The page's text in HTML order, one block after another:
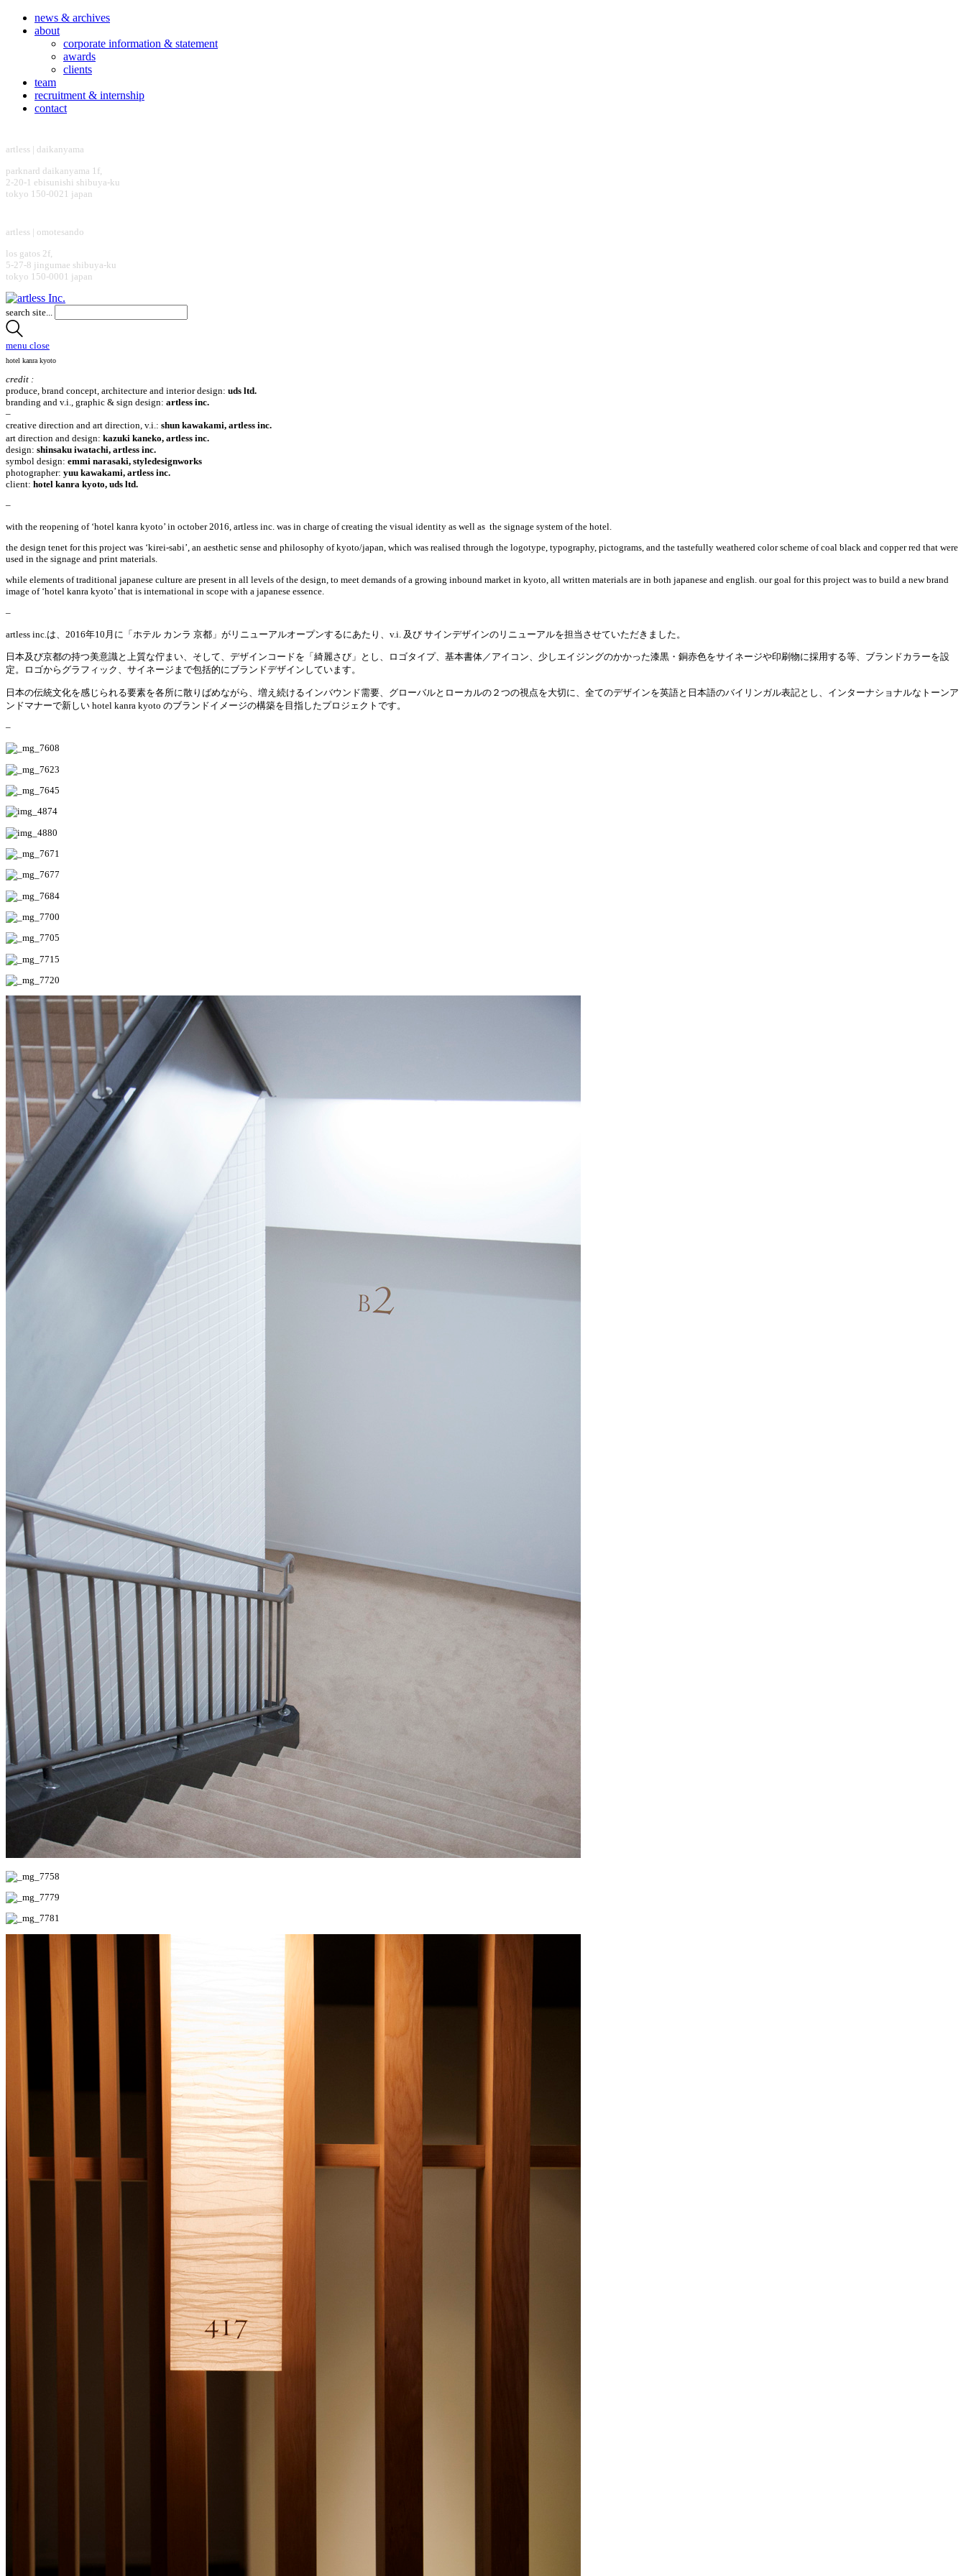
news & archives
about
corporate information & statement
awards
clients
team
recruitment & internship
contact
artless | daikanyama
parknard daikanyama 1f,
2-20-1 ebisunishi shibuya-ku
tokyo 150-0021 japan
artless | omotesando
los gatos 2f,
5-27-8 jingumae shibuya-ku
tokyo 150-0001 japan
search site...
menu close
hotel kanra kyoto
credit :
produce, brand concept, architecture and interior design: uds ltd.
branding and v.i., graphic & sign design: artless inc.
–
creative direction and art direction, v.i.: shun kawakami, artless inc.
art direction and design: kazuki kaneko, artless inc.
design: shinsaku iwatachi, artless inc.
symbol design: emmi narasaki, styledesignworks
photographer: yuu kawakami, artless inc.
client: hotel kanra kyoto, uds ltd.
–
with the reopening of ‘hotel kanra kyoto’ in october 2016, artless inc. was in charge of creating the visual identity as well as the signage system of the hotel.
the design tenet for this project was ‘kirei-sabi’, an aesthetic sense and philosophy of kyoto/japan, which was realised through the logotype, typography, pictograms, and the tastefully weathered color scheme of coal black and copper red that were
used in the signage and print materials.
while elements of traditional japanese culture are present in all levels of the design, to meet demands of a growing inbound market in kyoto, all written materials are in both japanese and english. our goal for this project was to build a new brand
image of ‘hotel kanra kyoto’ that is international in scope with a japanese essence.
–
artless inc.は、2016年10月に「ホテル カンラ 京都」がリニューアルオープンするにあたり、v.i. 及び サインデザインのリニューアルを担当させていただきました。
日本及び京都の持つ美意識と上質な佇まい、そして、デザインコードを「綺麗さび」とし、ロゴタイプ、基本書体／アイコン、少しエイジングのかかった漆黒・銅赤色をサイネージや印刷物に採用する等、ブランドカラーを設
定。ロゴからグラフィック、サイネージまで包括的にブランドデザインしています。
日本の伝統文化を感じられる要素を各所に散りばめながら、増え続けるインバウンド需要、グローバルとローカルの２つの視点を大切に、全てのデザインを英語と日本語のバイリンガル表記とし、インターナショナルなトーンア
ンドマナーで新しい hotel kanra kyoto のブランドイメージの構築を目指したプロジェクトです。
–